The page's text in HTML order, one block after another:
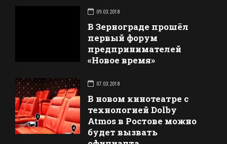
09.03.2018
В Зернограде прошёл
первый форум
предпринимателей
«Новое время»
07.03.2018
В новом кинотеатре с
технологией Dolby
Atmos в Ростове можно
будет вызвать